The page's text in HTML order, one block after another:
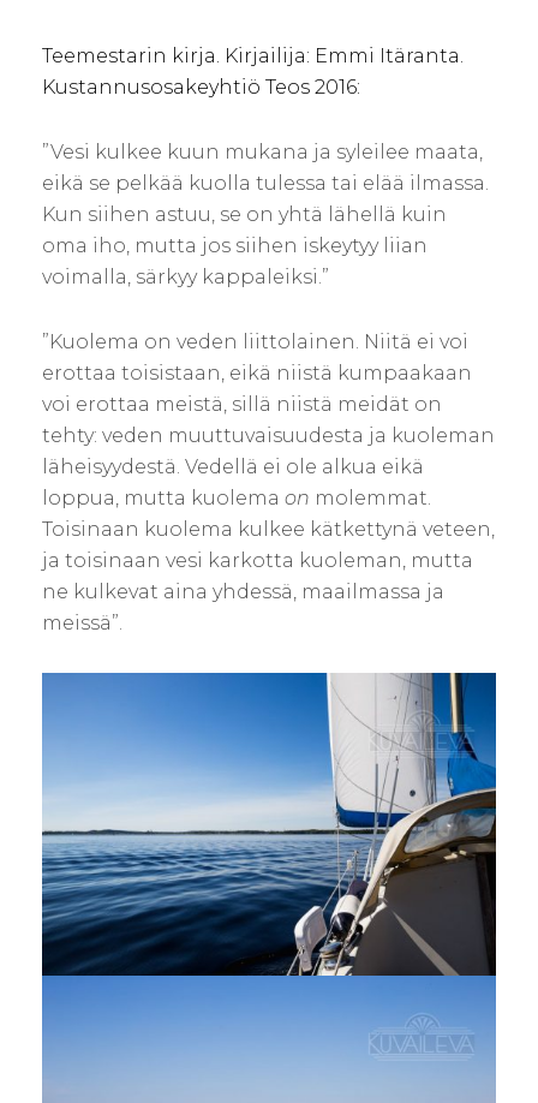
Teemestarin kirja. Kirjailija: Emmi Itäranta.
Kustannusosakeyhtiö Teos 2016:
”Vesi kulkee kuun mukana ja syleilee maata,
eikä se pelkää kuolla tulessa tai elää ilmassa.
Kun siihen astuu, se on yhtä lähellä kuin
oma iho, mutta jos siihen iskeytyy liian
voimalla, särkyy kappaleiksi.”
”Kuolema on veden liittolainen. Niitä ei voi
erottaa toisistaan, eikä niistä kumpaakaan
voi erottaa meistä, sillä niistä meidät on
tehty: veden muuttuvaisuudesta ja kuoleman
läheisyydestä. Vedellä ei ole alkua eikä
loppua, mutta kuolema on molemmat.
Toisinaan kuolema kulkee kätkettynä veteen,
ja toisinaan vesi karkotta kuoleman, mutta
ne kulkevat aina yhdessä, maailmassa ja
meissä”.